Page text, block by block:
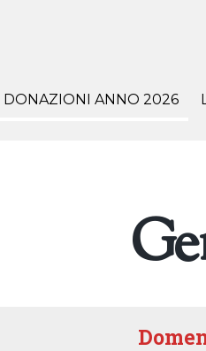
DONAZIONI ANNO 2026